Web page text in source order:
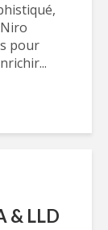
pour
& LLD